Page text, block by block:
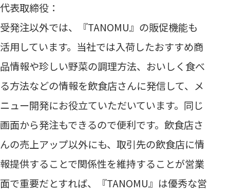
代表取締役：
受発注以外では、『TANOMU』の販促機能も
活用しています。当社では入荷したおすすめ商
品情報や珍しい野菜の調理方法、おいしく食べ
る方法などの情報を飲食店さんに発信して、メ
ニュー開発にお役立ていただいています。同じ
画面から発注もできるので便利です。飲食店さ
んの売上アップ以外にも、取引先の飲食店に情
報提供することで関係性を維持することが営業
面で重要だとすれば、『TANOMU』は優秀な営